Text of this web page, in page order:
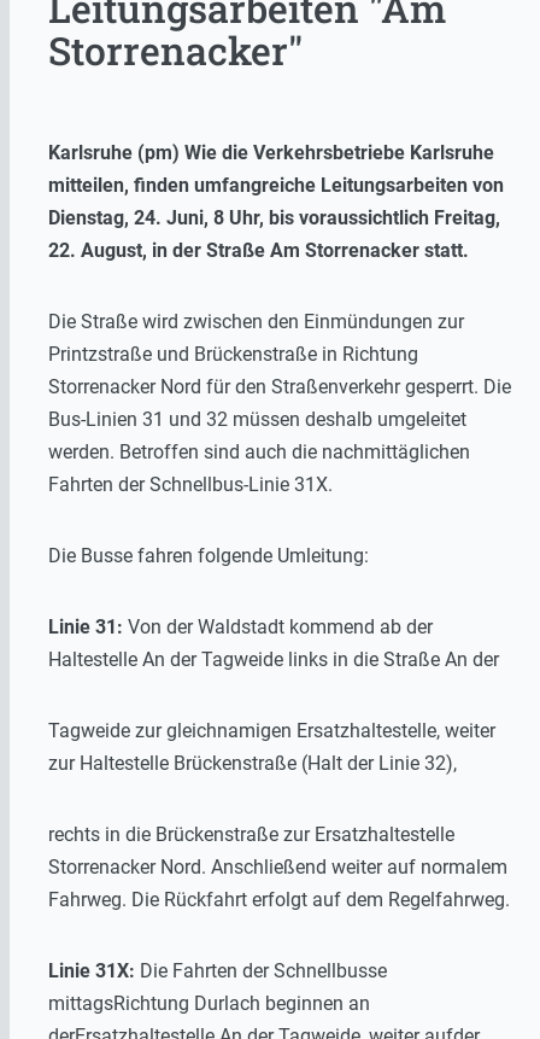
Storrenacker"
Karlsruhe (pm) Wie die Verkehrsbetriebe Karlsruhe
mitteilen, finden umfangreiche Leitungsarbeiten von
Dienstag, 24. Juni, 8 Uhr, bis voraussichtlich Freitag,
22. August, in der Straße Am Storrenacker statt.
Die Straße wird zwischen den Einmündungen zur
Printzstraße und Brückenstraße in Richtung
Storrenacker Nord für den Straßenverkehr gesperrt. Die
Bus-Linien 31 und 32 müssen deshalb umgeleitet
werden. Betroffen sind auch die nachmittäglichen
Fahrten der Schnellbus-Linie 31X.
Die Busse fahren folgende Umleitung:
Linie 31: Von der Waldstadt kommend ab der
Haltestelle An der Tagweide links in die Straße An der
Tagweide zur gleichnamigen Ersatzhaltestelle, weiter
zur Haltestelle Brückenstraße (Halt der Linie 32),
rechts in die Brückenstraße zur Ersatzhaltestelle
Storrenacker Nord. Anschließend weiter auf normalem
Fahrweg. Die Rückfahrt erfolgt auf dem Regelfahrweg.
Linie 31X: Die Fahrten der Schnellbusse
mittagsRichtung Durlach beginnen an